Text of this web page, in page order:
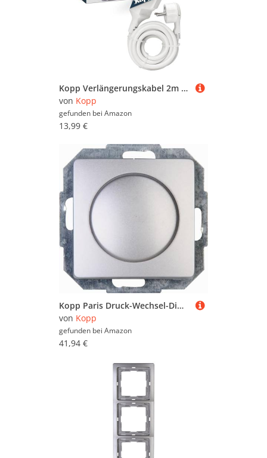
Kopp Verlängerungskabel 2m - Arktis-Weiß - Stromkabel-Verlängerung mit erhöhtem Berührungsschutz - IP20 Strom-Verlängerungskabel für innen - Schutzkontakt-Steckdosenverlängerung 250V~
von Kopp
gefunden bei Amazon
13,99 €
Kopp Paris Druck-Wechsel-Dimmer, Kombigerät, LED-Dimmer, für Glüh-Lampen, 230V Halogenlampen, Phasenanschnitt, RL 20-250W/VA, LED 3-35W, 230 V~, 50Hz, silber, 843420087
von Kopp
gefunden bei Amazon
41,94 €